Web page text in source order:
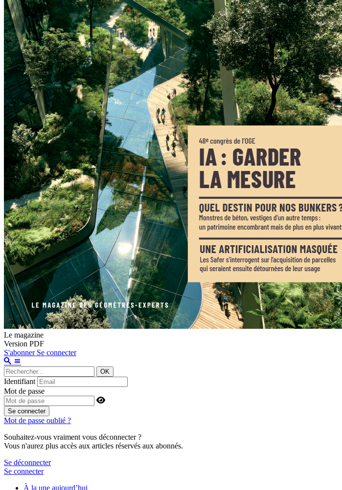
Le magazine
Version PDF
S'abonner Se connecter
OK
Identifiant
Mot de passe
Se connecter
Mot de passe oublié ?
Souhaitez-vous vraiment vous déconnecter ?
Vous n'aurez plus accès aux articles réservés aux abonnés.
Se déconnecter
Se connecter
À la une aujourd’hui